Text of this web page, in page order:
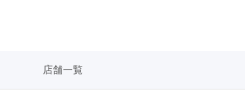
振袖ブランド特集
店舗一覧